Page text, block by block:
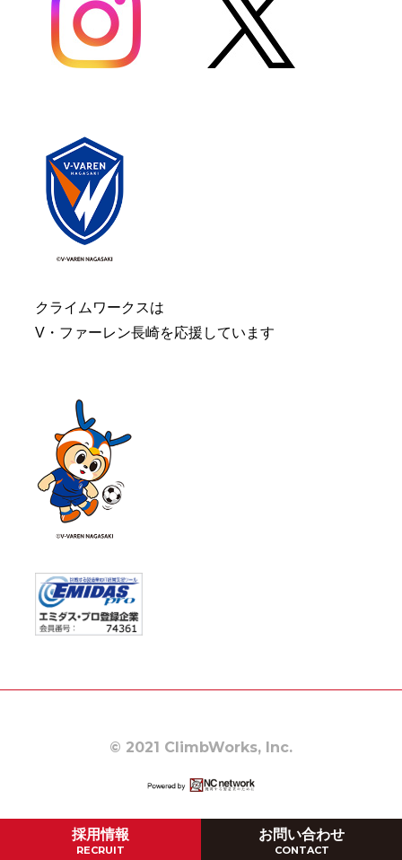
採用情報
RECRUIT
お問い合わせ
CONTACT
クライムワークスは
V・ファーレン長崎を応援しています
© 2021 ClimbWorks, Inc.